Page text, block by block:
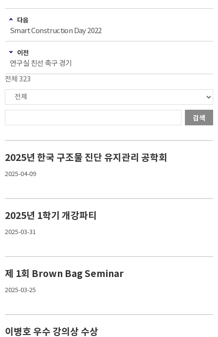
다음
Smart Construction Day 2022
이전
연구실 친선 축구 경기
전체 323
검색
2025년 한국 구조물 진단 유지관리 공학회
2025-04-09
2025년 1학기 개강파티
2025-03-31
제 1회 Brown Bag Seminar
2025-03-25
이병호 우수 강의상 수상